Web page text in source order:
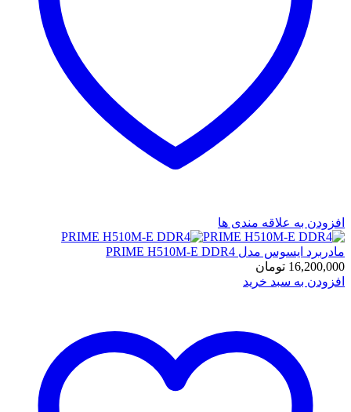
افزودن به علاقه مندی ها
مادربرد ایسوس مدل PRIME H510M-E DDR4
16,200,000 تومان
افزودن به سبد خرید